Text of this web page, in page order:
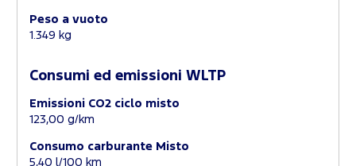
Peso a vuoto
1.349 kg
Consumi ed emissioni WLTP
Emissioni CO2 ciclo misto
123,00 g/km
Consumo carburante Misto
5,40 l/100 km